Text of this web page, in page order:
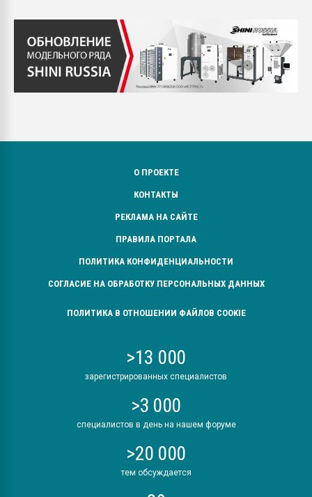
О ПРОЕКТЕ
КОНТАКТЫ
РЕКЛАМА НА САЙТЕ
ПРАВИЛА ПОРТАЛА
ПОЛИТИКА КОНФИДЕНЦИАЛЬНОСТИ
СОГЛАСИЕ НА ОБРАБОТКУ ПЕРСОНАЛЬНЫХ ДАННЫХ
ПОЛИТИКА В ОТНОШЕНИИ ФАЙЛОВ COOKIE
>13 000
зарегистрированных специалистов
>3 000
специалистов в день на нашем форуме
>20 000
тем обсуждается